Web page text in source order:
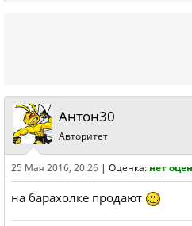
Антон30
Авторитет
25 Мая 2016, 20:26 | Оценка: нет
на барахолке продают